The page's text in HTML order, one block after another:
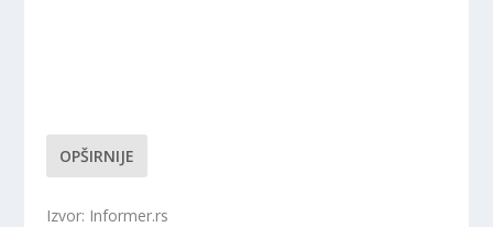
OPŠIRNIJE
Izvor: Informer.rs